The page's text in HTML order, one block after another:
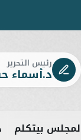
رئيس التحرير
د.أسماء
بيتكلم